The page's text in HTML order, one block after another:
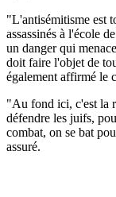
"L'antisémitisme est
assassinés à l'école
un danger qui
doit faire l'objet de
également affirmé le
"Au fond ici, c'est la
défendre les juifs,
combat, on se bat
assuré.